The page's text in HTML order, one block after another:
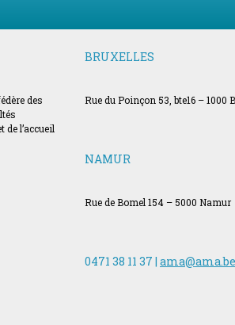
des
l’accueil
BRUXELLES
Rue du Poinçon 53, bte16 – 1000
NAMUR
Rue de Bomel 154 – 5000 Namur
0471 38 11 37 | ama@ama.be